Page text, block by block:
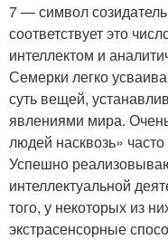
7 — символ
соответствует это
интеллектом и
Семерки легко
суть вещей,
явлениями мира.
людей насквозь»
Успешно
интеллектуальной
того, у некоторых из
экстрасенсорные